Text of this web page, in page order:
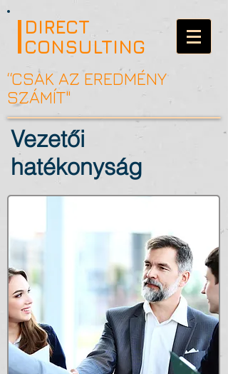
DIRECT
CONSULTING
“CSAK AZ EREDMÉNY
SZÁMÍT"
Vezetői
hatékonyság